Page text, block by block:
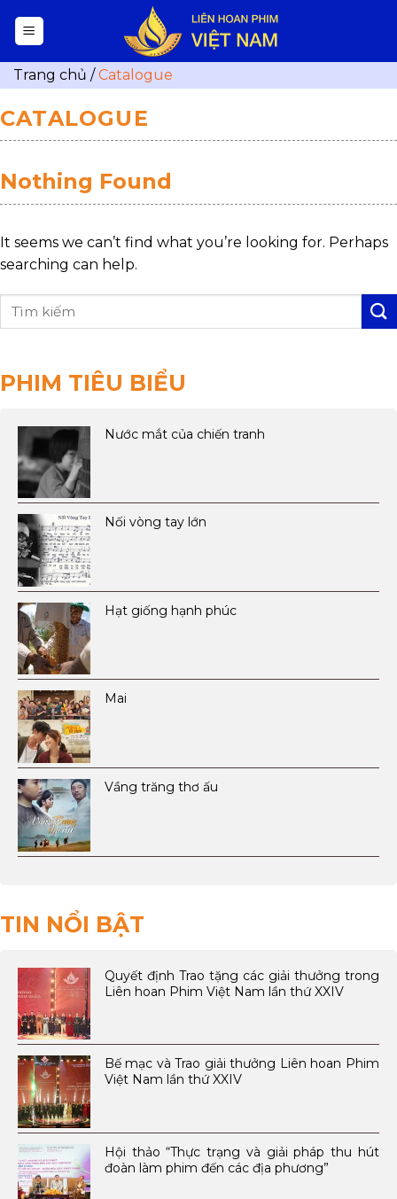
Trang chủ /Catalogue
CATALOGUE
Nothing Found
It seems we can’t find what you’re looking for. Perhaps
searching can help.
PHIM TIÊU BIỂU
Nước mắt của chiến tranh
Nối vòng tay lớn
Hạt giống hạnh phúc
Mai
Vầng trăng thơ ấu
TIN NỔI BẬT
Quyết định Trao tặng các giải thưởng trong
Liên hoan Phim Việt Nam lần thứ XXIV
Bế mạc và Trao giải thưởng Liên hoan Phim
Việt Nam lần thứ XXIV
Hội thảo “Thực trạng và giải pháp thu hút
đoàn làm phim đến các địa phương”